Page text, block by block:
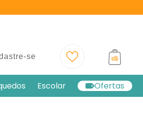
se
Escolar Ofertas